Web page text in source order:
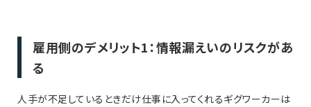
雇用側のデメリット1：情報漏えいのリスクがあ
る
人手が不足しているときだけ仕事に入ってくれるギグワーカーは